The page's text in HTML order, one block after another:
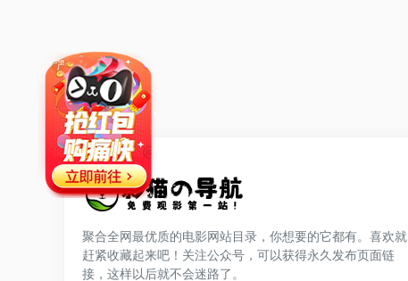
聚合全网最优质的电影网站目录，你想要的它都有。喜欢就
赶紧收藏起来吧！关注公众号，可以获得永久发布页面链
接，这样以后就不会迷路了。